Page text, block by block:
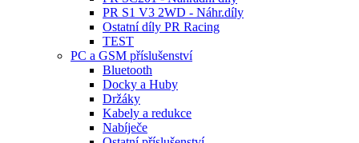
PR S1 V3 2WD - Náhr.díly
Ostatní díly PR Racing
TEST
PC a GSM příslušenství
Bluetooth
Docky a Huby
Držáky
Kabely a redukce
Nabíječe